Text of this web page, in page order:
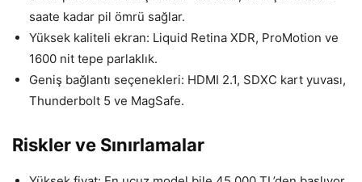
saate kadar pil ömrü sağlar.
Yüksek kaliteli ekran: Liquid Retina XDR, ProMotion ve
1600 nit tepe parlaklık.
Geniş bağlantı seçenekleri: HDMI 2.1, SDXC kart yuvası,
Thunderbolt 5 ve MagSafe.
Riskler ve Sınırlamalar